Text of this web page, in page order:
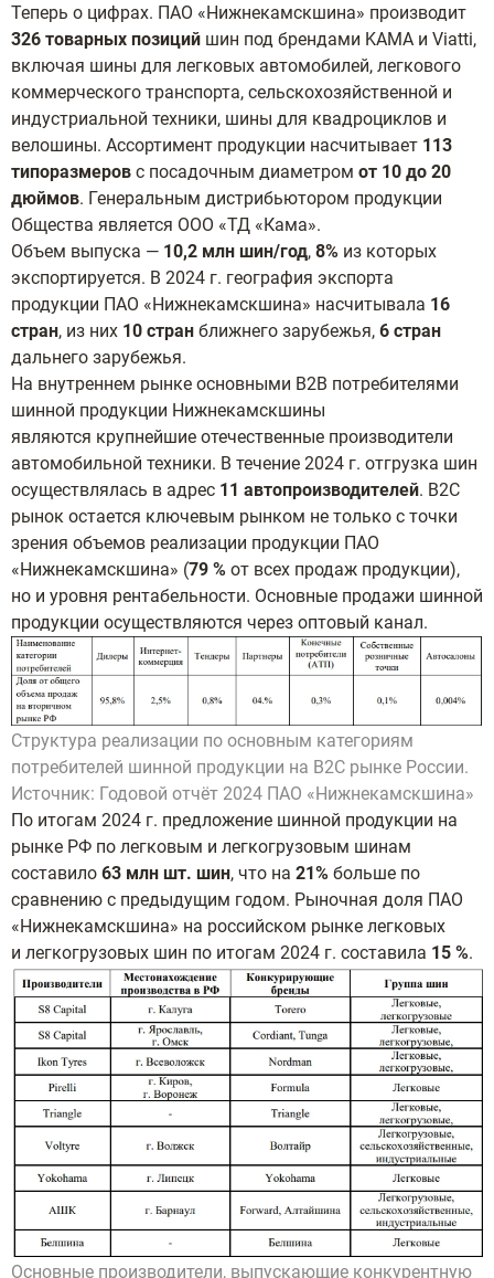
Теперь о цифрах. ПАО «Нижнекамскшина» производит
326 товарных позиций шин под брендами KAMA и Viatti,
включая шины для легковых автомобилей, легкового
коммерческого транспорта, сельскохозяйственной и
индустриальной техники, шины для квадроциклов и
велошины. Ассортимент продукции насчитывает 113
типоразмеров с посадочным диаметром от 10 до 20
дюймов. Генеральным дистрибьютором продукции
Общества является ООО «ТД «Кама».
Объем выпуска — 10,2 млн шин/год, 8% из которых
экспортируется. В 2024 г. география экспорта
продукции ПАО «Нижнекамскшина» насчитывала 16
стран, из них 10 стран ближнего зарубежья, 6 стран
дальнего зарубежья.
На внутреннем рынке основными B2B потребителями
шинной продукции Нижнекамскшины
являются крупнейшие отечественные производители
автомобильной техники. В течение 2024 г. отгрузка шин
осуществлялась в адрес 11 автопроизводителей. B2C
рынок остается ключевым рынком не только с точки
зрения объемов реализации продукции ПАО
«Нижнекамскшина» (79 % от всех продаж продукции),
но и уровня рентабельности. Основные продажи шинной
продукции осуществляются через оптовый канал.
Структура реализации по основным категориям
потребителей шинной продукции на B2C рынке России.
Источник: Годовой отчёт 2024 ПАО «Нижнекамскшина»
По итогам 2024 г. предложение шинной продукции на
рынке РФ по легковым и легкогрузовым шинам
составило 63 млн шт. шин, что на 21% больше по
сравнению с предыдущим годом. Рыночная доля ПАО
«Нижнекамскшина» на российском рынке легковых
и легкогрузовых шин по итогам 2024 г. составила 15 %.
Основные производители, выпускающие конкурентную